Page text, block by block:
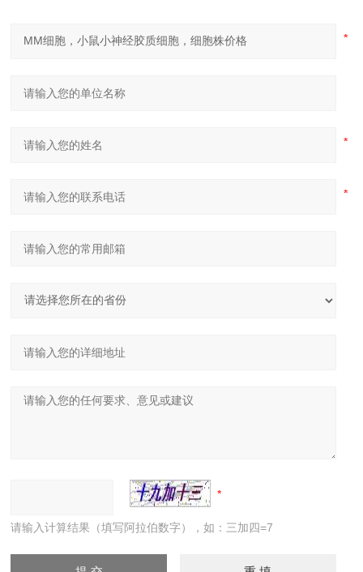
请输入计算结果（填写阿拉伯数字），如：三加四=7